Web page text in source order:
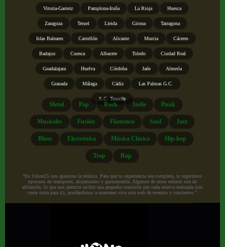
Vitoria-Gasteiz Pamplona-Iruña La Rioja Huesca
Zaragoza Teruel Lleida Girona Tarragona
Islas Baleares Castellón Alicante Murcia Cáceres
Badajoz Cuenca Albacete Toledo Ciudad Real
Guadalajara Huelva Córdoba Jaén Almería
Granada Málaga Cádiz Las Palmas G.C.
S.C. Tenerife
Metal Pop Rock Indie Punk
Musicales Fusión Flamenco Soul Jazz
Blues Electrónica Música Clásica Hip-hop
Trap Rap
“En Union25 nos apasiona la música. Para que tu experiencia sea completa, te sugerimos
opciones de transporte, alojamiento y gastronomía. Algunos de estos enlaces son de
afiliación, lo que nos permite recibir una pequeña comisión por cada reserva realizada (sin
coste extra para ti), ayudándonos a mantener viva esta web de eventos y conciertos.”